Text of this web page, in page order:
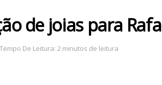
de joias para
Tempo De Leitura: 2 minutos de leitura